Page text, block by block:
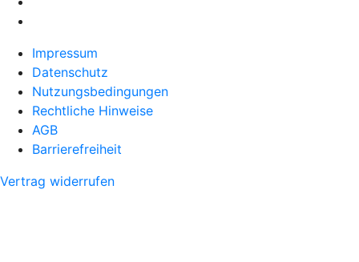
Impressum
Datenschutz
Nutzungsbedingungen
Rechtliche Hinweise
AGB
Barrierefreiheit
Vertrag widerrufen